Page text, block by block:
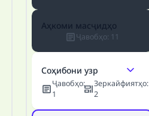
Аҳкоми масҷидҳо
Ҷавобҳо: 11
Соҳибони узр
Ҷавобҳо:
1
Зеркайфиятҳо:
2